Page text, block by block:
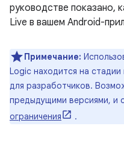
руководстве показано,
Live в вашем Android-
Примечание:
Logic находится на
для разработчиков.
предыдущими версиями, и
ограничения
.